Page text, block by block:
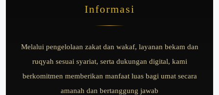
Informasi
Melalui pengelolaan zakat dan wakaf, layanan bekam dan
ruqyah sesuai syariat, serta dukungan digital, kami
berkomitmen memberikan manfaat luas bagi umat secara
amanah dan bertanggung jawab